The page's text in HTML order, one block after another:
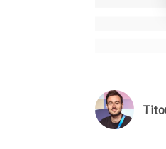
plus attractif
©